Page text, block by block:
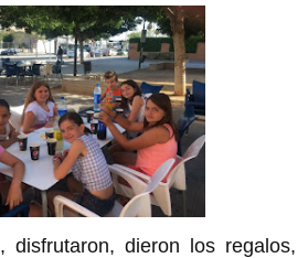
disfrutaron, dieron los regalos,